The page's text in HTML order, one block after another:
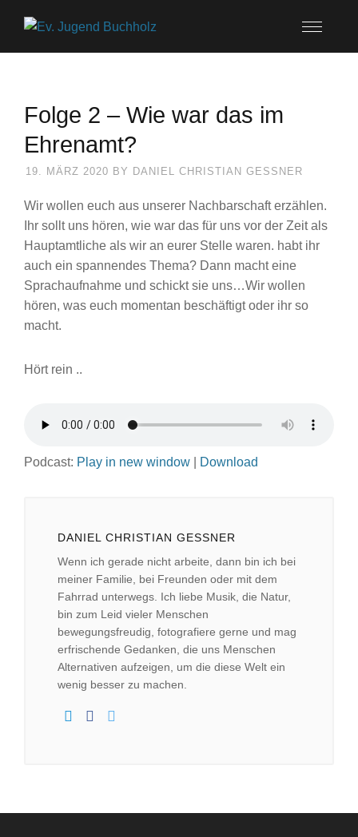
Folge 2 – Wie war das im
Ehrenamt?
19. MÄRZ 2020 BY DANIEL CHRISTIAN GESSNER
Wir wollen euch aus unserer Nachbarschaft erzählen.
Ihr sollt uns hören, wie war das für uns vor der Zeit als
Hauptamtliche als wir an eurer Stelle waren. habt ihr
auch ein spannendes Thema? Dann macht eine
Sprachaufnahme und schickt sie uns…Wir wollen
hören, was euch momentan beschäftigt oder ihr so
macht.
Hört rein ..
Podcast: Play in new window Download
DANIEL CHRISTIAN GESSNER
Wenn ich gerade nicht arbeite, dann bin ich bei
meiner Familie, bei Freunden oder mit dem
Fahrrad unterwegs. Ich liebe Musik, die Natur,
bin zum Leid vieler Menschen
bewegungsfreudig, fotografiere gerne und mag
erfrischende Gedanken, die uns Menschen
Alternativen aufzeigen, um die diese Welt ein
wenig besser zu machen.